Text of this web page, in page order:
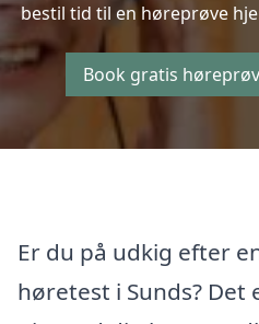
bestil tid til en høreprøve
Book gratis
Er du på udkig efter
høretest i Sunds?